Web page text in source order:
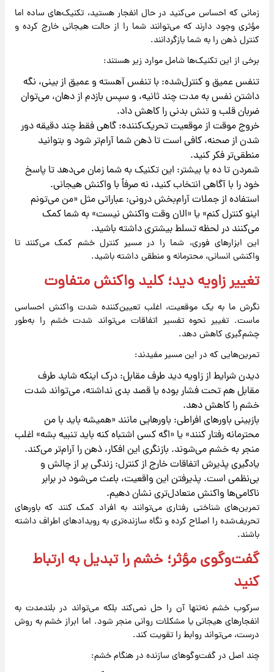
زمانی که احساس می‌کنید در حال انفجار هستید، تکنیک‌های ساده اما
مؤثری وجود دارند که می‌توانند شما را از حالت هیجانی خارج کرده و
کنترل ذهن را به شما بازگردانند.
برخی از این تکنیک‌ها شامل موارد زیر هستند:
تنفس عمیق و کنترل‌شده: با تنفس آهسته و عمیق از بینی، نگه
داشتن نفس به مدت چند ثانیه، و سپس بازدم از دهان، می‌توان
ضربان قلب و تنش بدنی را کاهش داد.
خروج موقت از موقعیت تحریک‌کننده: گاهی فقط چند دقیقه دور
شدن از صحنه، کافی است تا ذهن شما آرام‌تر شود و بتوانید
منطقی‌تر فکر کنید.
شمردن تا ده یا بیشتر: این تکنیک به شما زمان می‌دهد تا پاسخ
خود را با آگاهی انتخاب کنید، نه صرفاً با واکنش هیجانی.
استفاده از جملات آرام‌بخش درونی: عباراتی مثل «من می‌تونم
اینو کنترل کنم» یا «الان وقت واکنش نیست» به شما کمک
می‌کنند در لحظه تسلط بیشتری داشته باشید.
این ابزارهای فوری، شما را در مسیر کنترل خشم کمک می‌کنند تا
واکنشی انسانی، محترمانه و منطقی داشته باشید.
تغییر زاویه دید؛ کلید واکنش متفاوت
نگرش ما به یک موقعیت، اغلب تعیین‌کننده شدت واکنش احساسی
ماست. تغییر نحوه تفسیر اتفاقات می‌تواند شدت خشم را به‌طور
چشم‌گیری کاهش دهد.
تمرین‌هایی که در این مسیر مفیدند:
دیدن شرایط از زاویه دید طرف مقابل: درک اینکه شاید طرف
مقابل هم تحت فشار بوده یا قصد بدی نداشته، می‌تواند شدت
خشم را کاهش دهد.
بازبینی باورهای افراطی: باورهایی مانند «همیشه باید با من
محترمانه رفتار کنند» یا «اگه کسی اشتباه کنه باید تنبیه بشه» اغلب
منجر به خشم می‌شوند. بازنگری این افکار، ذهن را آرام‌تر می‌کند.
یادگیری پذیرش اتفاقات خارج از کنترل: زندگی پر از چالش و
بی‌نظمی است. پذیرفتن این واقعیت، باعث می‌شود در برابر
ناکامی‌ها واکنش متعادل‌تری نشان دهیم.
تمرین‌های شناختی رفتاری می‌توانند به افراد کمک کنند که باورهای
تحریف‌شده را اصلاح کرده و نگاه سازنده‌تری به رویدادهای اطراف داشته
باشند.
گفت‌وگوی مؤثر؛ خشم را تبدیل به ارتباط
کنید
سرکوب خشم نه‌تنها آن را حل نمی‌کند بلکه می‌تواند در بلندمدت به
انفجارهای هیجانی یا مشکلات روانی منجر شود. اما ابراز خشم به روش
درست، می‌تواند روابط را تقویت کند.
چند اصل در گفت‌وگوهای سازنده در هنگام خشم: